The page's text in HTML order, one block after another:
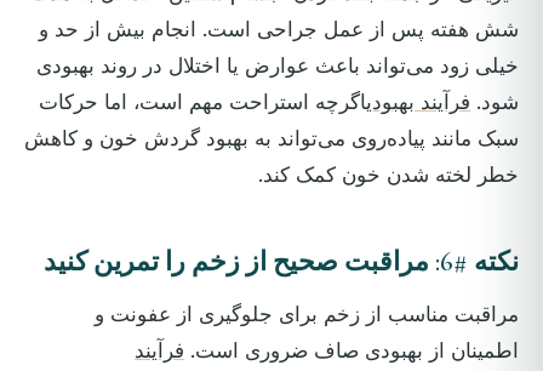
شش هفته پس از عمل جراحی است. انجام بیش از حد و
خیلی زود می‌تواند باعث عوارض یا اختلال در روند بهبودی
شود. فرآیند بهبودیاگرچه استراحت مهم است، اما حرکات
سبک مانند پیاده‌روی می‌تواند به بهبود گردش خون و کاهش
خطر لخته شدن خون کمک کند.
نکته #6: مراقبت صحیح از زخم را تمرین کنید
مراقبت مناسب از زخم برای جلوگیری از عفونت و
اطمینان از بهبودی صاف ضروری است. فرآیند